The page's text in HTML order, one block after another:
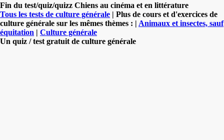
Fin du test/quiz/quizz Chiens au cinéma et en littérature
Tous les tests de culture générale | Plus de cours et d'exercices de
culture générale sur les mêmes thèmes : | Animaux et insectes, sauf
équitation | Culture générale
Un quiz / test gratuit de culture générale